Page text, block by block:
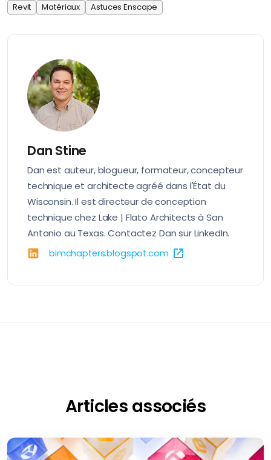
Revit Matériaux Astuces Enscape
Dan Stine
Dan est auteur, blogueur, formateur, concepteur
technique et architecte agréé dans l'État du
Wisconsin. Il est directeur de conception
technique chez Lake | Flato Architects à San
Antonio au Texas. Contactez Dan surLinkedIn.
bimchapters.blogspot.com
Articles associés